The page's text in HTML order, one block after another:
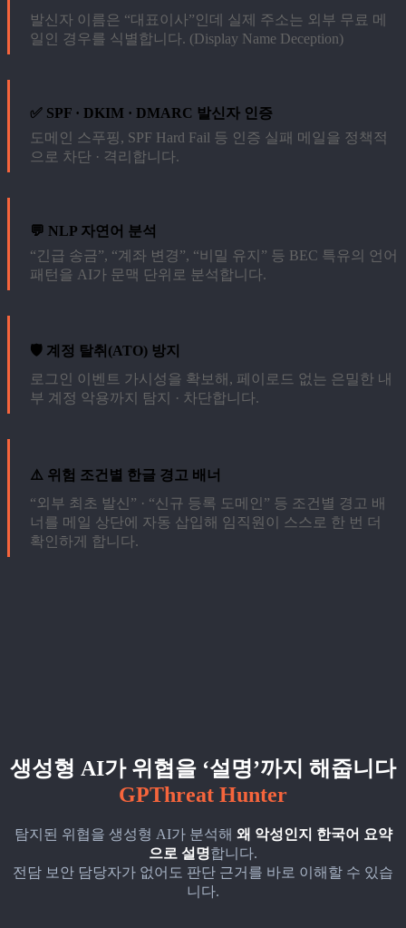
발신자 이름은 “대표이사”인데 실제 주소는 외부 무료 메
일인 경우를 식별합니다. (Display Name Deception)
✅ SPF · DKIM · DMARC 발신자 인증
도메인 스푸핑, SPF Hard Fail 등 인증 실패 메일을 정책적
으로 차단 · 격리합니다.
💬 NLP 자연어 분석
“긴급 송금”, “계좌 변경”, “비밀 유지” 등 BEC 특유의 언어
패턴을 AI가 문맥 단위로 분석합니다.
🛡️ 계정 탈취(ATO) 방지
로그인 이벤트 가시성을 확보해, 페이로드 없는 은밀한 내
부 계정 악용까지 탐지 · 차단합니다.
⚠️ 위험 조건별 한글 경고 배너
“외부 최초 발신” · “신규 등록 도메인” 등 조건별 경고 배
너를 메일 상단에 자동 삽입해 임직원이 스스로 한 번 더
확인하게 합니다.
생성형 AI가 위협을 ‘설명’까지 해줍니다
GPThreat Hunter
탐지된 위협을 생성형 AI가 분석해 왜 악성인지 한국어 요약
으로 설명합니다.
전담 보안 담당자가 없어도 판단 근거를 바로 이해할 수 있습
니다.